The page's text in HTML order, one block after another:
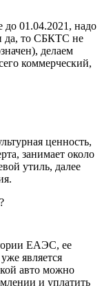
01.04.2021, надо
да, то СБКТС не
делаем
коммерческий,
ценность,
занимает около
утиль, далее
ЕАЭС, ее
является
авто можно
и уплатить